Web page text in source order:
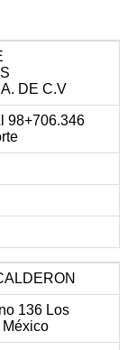
DE C.V
98+706.346
136 Los
México